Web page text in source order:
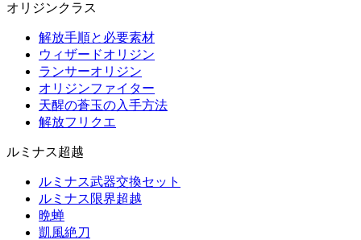
オリジンクラス
解放手順と必要素材
ウィザードオリジン
ランサーオリジン
オリジンファイター
天醒の蒼玉の入手方法
解放フリクエ
ルミナス超越
ルミナス武器交換セット
ルミナス限界超越
晩蝉
凱風絶刀